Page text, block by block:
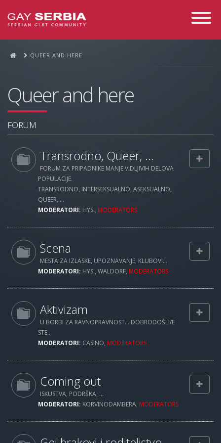
Toggle
QUEER AND HERE
Queer and here
FORUM
Transrodno, Queer, ...
FORUM ZA PRIPADNIKE MANJE VIDLJIVIH DELOVA
POPULACIJE.
TRANSRODNO, INTERSEKSUALNO, ASEKSUALNO,
QUEER, ...
MODERATORI: HYS., MODERATORS
Scena
MESTA ZA IZLASKE, UPOZNAVANJE, KLUBOVI...
MODERATORI: HYS., WALDORF, MODERATORS
Aktivizam
U BORBI ZA RAVNOPRAVNOST... DOBRODOŠLI/E
STE...
MODERATORI: CASINO, MODERATORS
Coming out
ISKUSTVA, PODRŠKA, ...
MODERATORI: KORVINODAMBERA, MODERATORS